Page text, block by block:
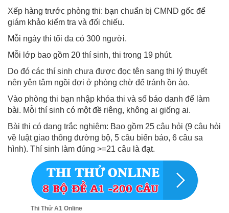
Xếp hàng trước phòng thi: bạn chuẩn bị CMND gốc để
giám khảo kiểm tra và đối chiếu.
Mỗi ngày thi tối đa có 300 người.
Mỗi lớp bao gồm 20 thí sinh, thi trong 19 phút.
Do đó các thí sinh chưa được đọc tên sang thi lý thuyết
nên yên tâm ngồi đợi ở phòng chờ để tránh ồn ào.
Vào phòng thi bạn nhập khóa thi và số báo danh để làm
bài. Mỗi thí sinh có một đề riêng, không ai giống ai.
Bài thi có dạng trắc nghiệm: Bao gồm 25 câu hỏi (9 câu hỏi
về luật giao thông đường bộ, 5 câu biển báo, 6 câu sa
hình). Thí sinh làm đúng >=21 câu là đạt.
Thi Thử A1 Online